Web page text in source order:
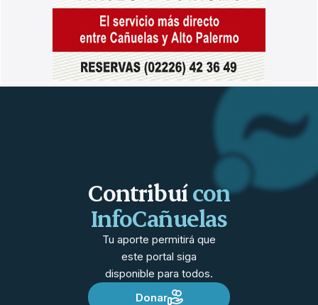
Contribuícon
InfoCañuelas
Tu aporte permitirá que
este portal siga
disponible para todos.
Donar